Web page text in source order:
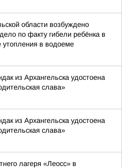
области возбуждено
по факту гибели ребёнка в
утопления в водоеме
из Архангельска удостоена
слава»
из Архангельска удостоена
слава»
лагеря «Леосс» в